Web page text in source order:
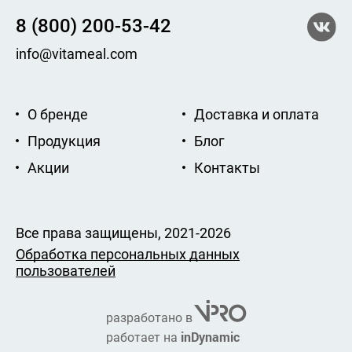
8 (800) 200-53-42
info@vitameal.com
О бренде
Продукция
Акции
Доставка и оплата
Блог
Контакты
Все права защищены, 2021-2026
Обработка персональных данных
пользователей
разработано в
работает на inDynamic